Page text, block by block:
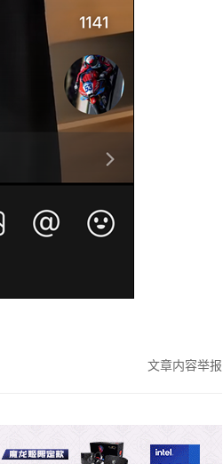
文章内容举报